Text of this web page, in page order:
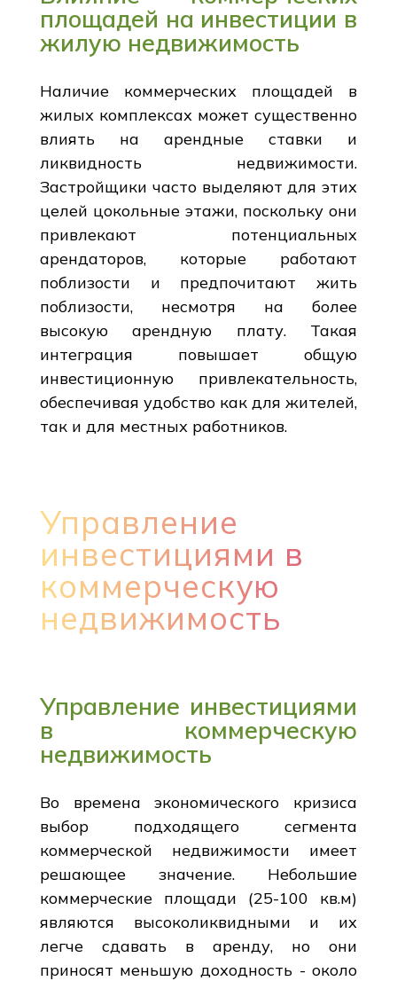
площадей на инвестиции в
жилую недвижимость
Наличие коммерческих площадей в
жилых комплексах может существенно
влиять на арендные ставки и
ликвидность недвижимости.
Застройщики часто выделяют для этих
целей цокольные этажи, поскольку они
привлекают потенциальных
арендаторов, которые работают
поблизости и предпочитают жить
поблизости, несмотря на более
высокую арендную плату. Такая
интеграция повышает общую
инвестиционную привлекательность,
обеспечивая удобство как для жителей,
так и для местных работников.
Управление
инвестициями в
коммерческую
недвижимость
Управление инвестициями
в коммерческую
недвижимость
Во времена экономического кризиса
выбор подходящего сегмента
коммерческой недвижимости имеет
решающее значение. Небольшие
коммерческие площади (25-100 кв.м)
являются высоколиквидными и их
легче сдавать в аренду, но они
приносят меньшую доходность - около